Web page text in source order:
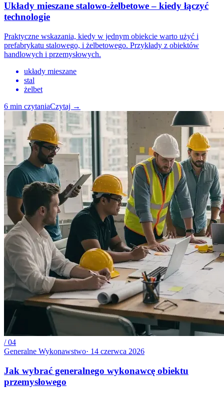
Układy mieszane stalowo-żelbetowe – kiedy łączyć
technologie
Praktyczne wskazania, kiedy w jednym obiekcie warto użyć i
prefabrykatu stalowego, i żelbetowego. Przykłady z obiektów
handlowych i przemysłowych.
układy mieszane
stal
żelbet
6 min czytaniaCzytaj →
/04
Generalne Wykonawstwo· 14 czerwca 2026
Jak wybrać generalnego wykonawcę obiektu
przemysłowego